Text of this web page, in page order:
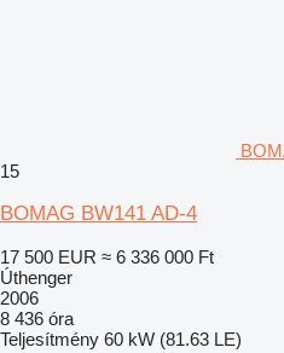
15
BOMAG BW141 AD-4
17 500 EUR ≈ 6 336 000 Ft
Úthenger
2006
8 436 óra
Teljesítmény 60 kW (81.63 LE)